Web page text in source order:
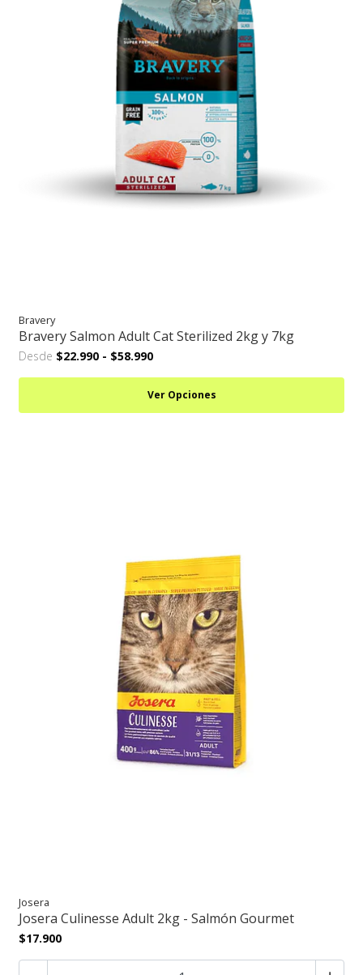
Bravery
Bravery Salmon Adult Cat Sterilized 2kg y 7kg
Desde $22.990 - $58.990
Ver Opciones
Josera
Josera Culinesse Adult 2kg - Salmón Gourmet
$17.900